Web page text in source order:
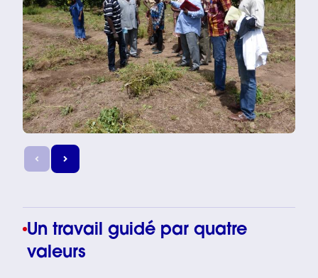
Un travail guidé par quatre
valeurs